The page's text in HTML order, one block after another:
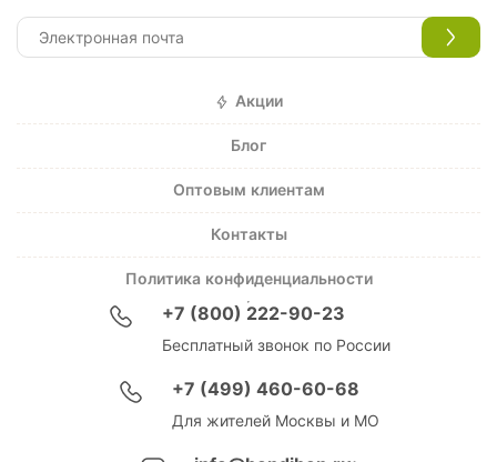
Акции
Блог
Оптовым клиентам
Контакты
Политика конфиденциальности
+7 (800) 222-90-23
Бесплатный звонок по России
+7 (499) 460-60-68
Для жителей Москвы и МО